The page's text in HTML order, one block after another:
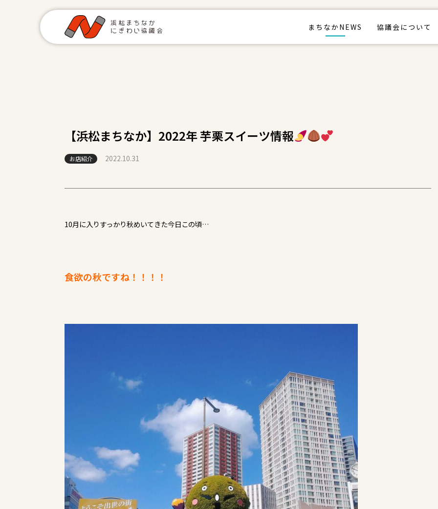
まちなかNEWS 協議会について
【浜松まちなか】2022年 芋栗スイーツ情報
お店紹介 2022.10.31
10月に入りすっかり秋めいてきた今日この頃…
食欲の秋ですね！！！！